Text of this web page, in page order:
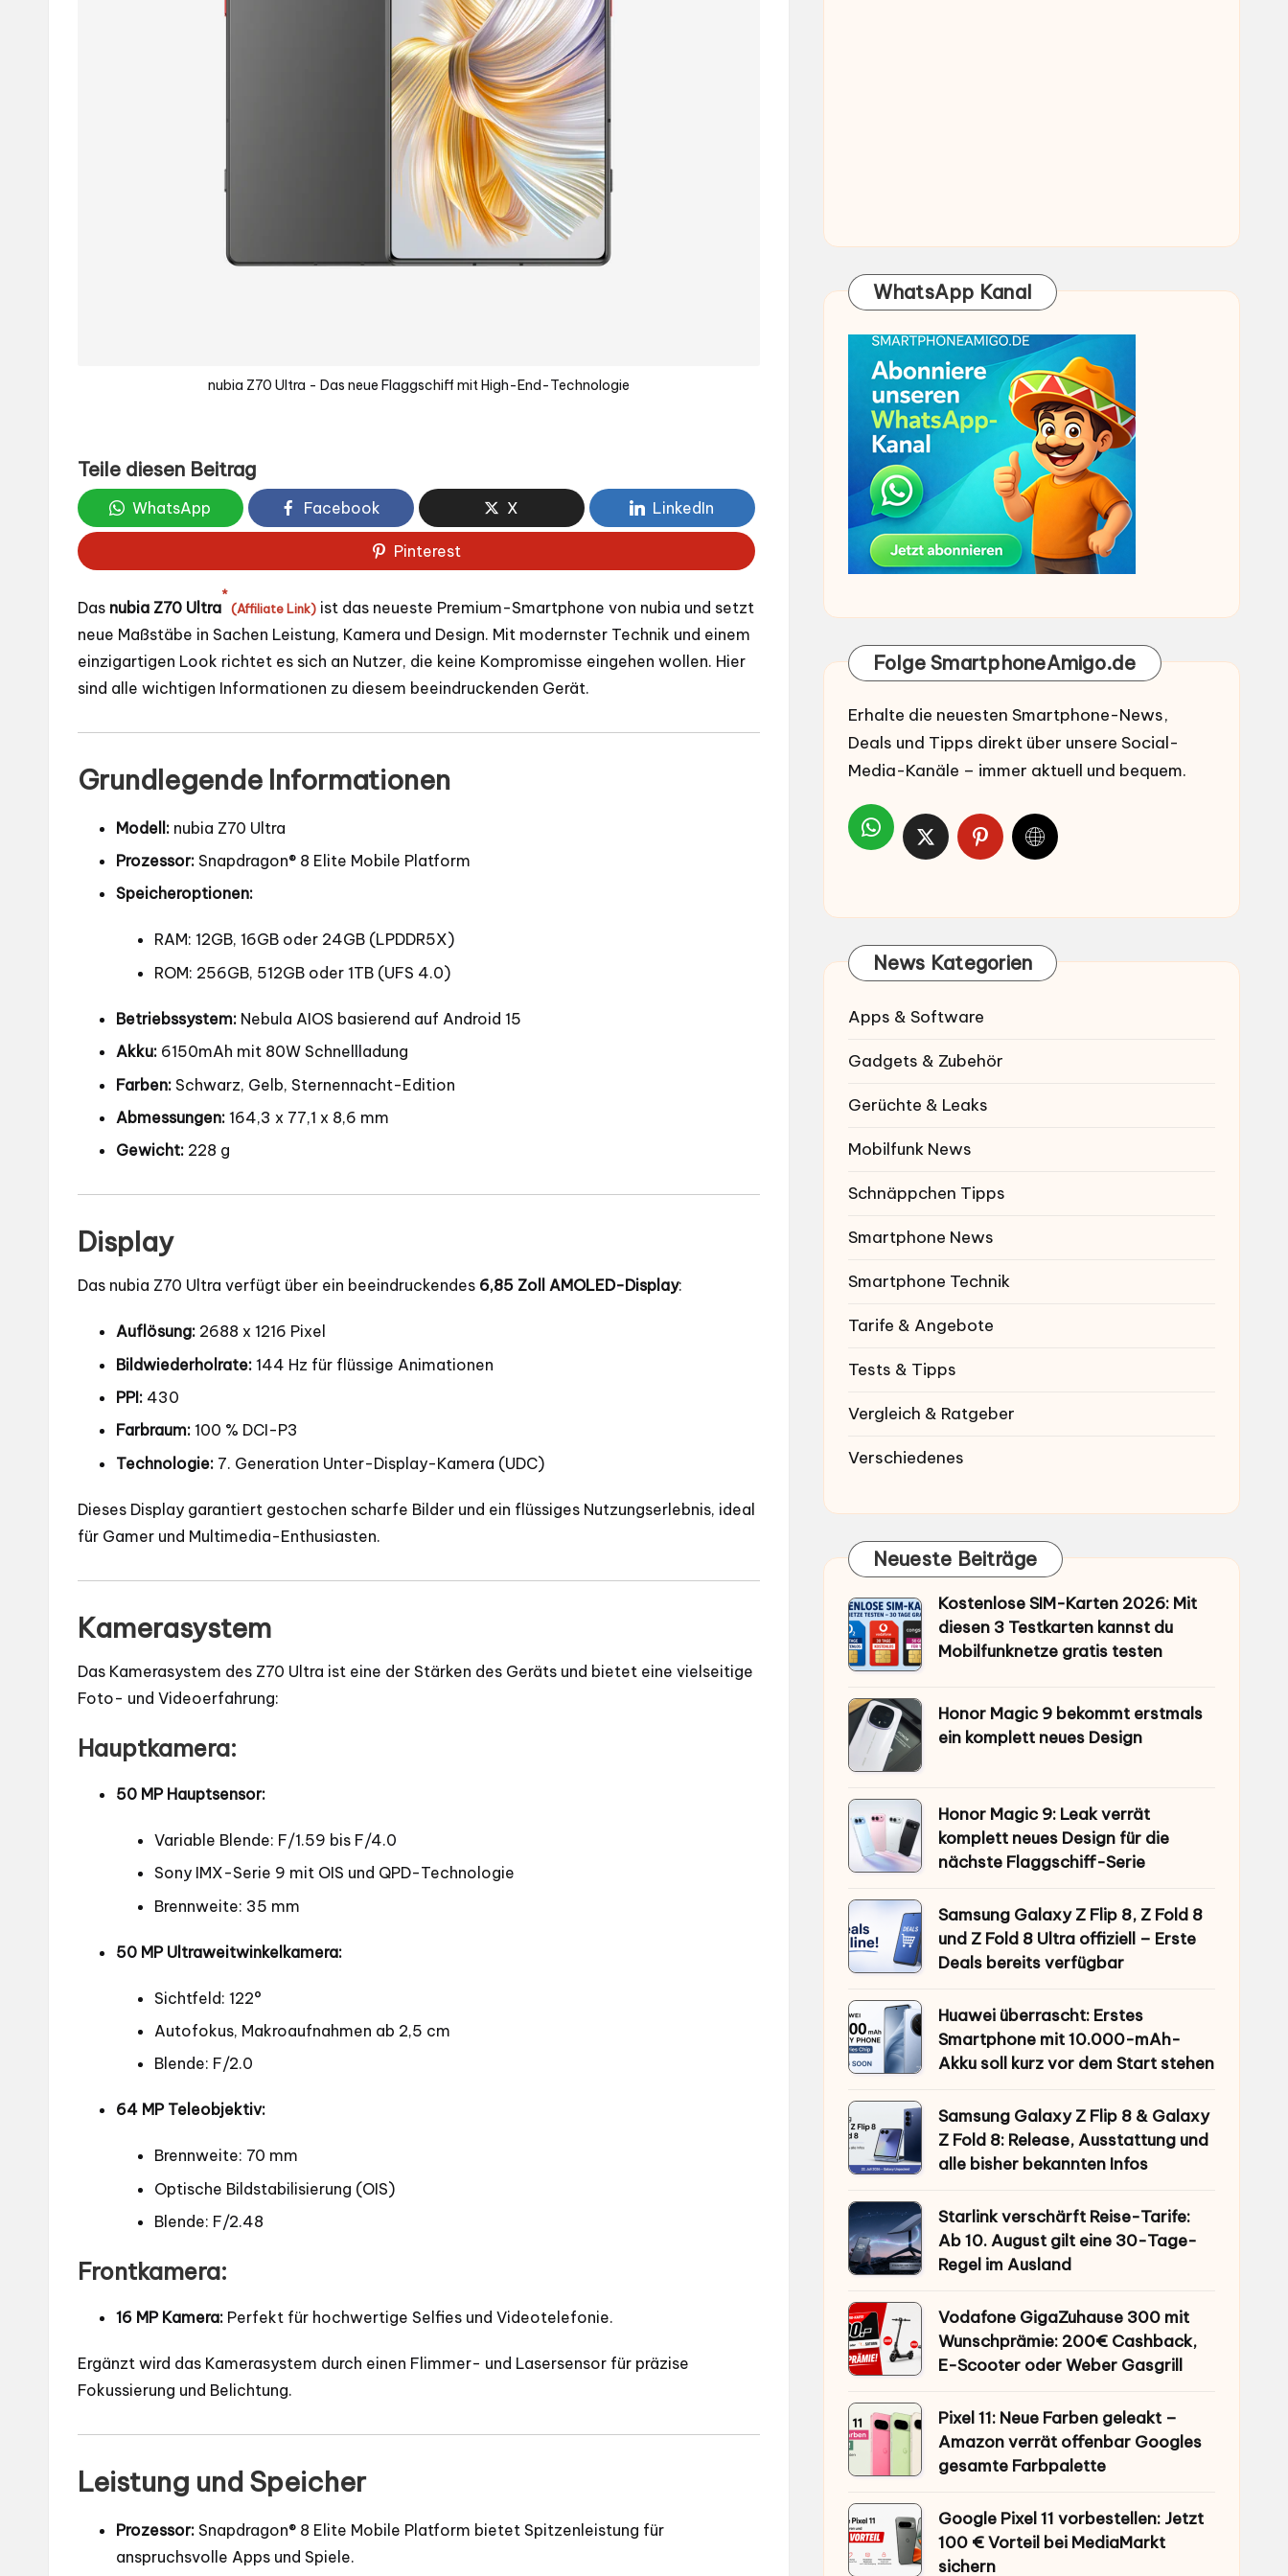
nubia Z70 Ultra - Das neue Flaggschiff mit High-End-Technologie
Teile diesen Beitrag
WhatsApp Facebook X LinkedIn
Pinterest
Das nubia Z70 Ultra
*
(Affiliate Link) ist das neueste Premium-Smartphone von nubia und setzt
neue Maßstäbe in Sachen Leistung, Kamera und Design. Mit modernster Technik und einem
einzigartigen Look richtet es sich an Nutzer, die keine Kompromisse eingehen wollen. Hier
sind alle wichtigen Informationen zu diesem beeindruckenden Gerät.
Grundlegende Informationen
Modell: nubia Z70 Ultra
Prozessor: Snapdragon® 8 Elite Mobile Platform
Speicheroptionen:
RAM: 12GB, 16GB oder 24GB (LPDDR5X)
ROM: 256GB, 512GB oder 1TB (UFS 4.0)
Betriebssystem: Nebula AIOS basierend auf Android 15
Akku: 6150mAh mit 80W Schnellladung
Farben: Schwarz, Gelb, Sternennacht-Edition
Abmessungen: 164,3 x 77,1 x 8,6 mm
Gewicht: 228 g
Display
Das nubia Z70 Ultra verfügt über ein beeindruckendes 6,85 Zoll AMOLED-Display:
Auflösung: 2688 x 1216 Pixel
Bildwiederholrate: 144 Hz für flüssige Animationen
PPI: 430
Farbraum: 100 % DCI-P3
Technologie: 7. Generation Unter-Display-Kamera (UDC)
Dieses Display garantiert gestochen scharfe Bilder und ein flüssiges Nutzungserlebnis, ideal
für Gamer und Multimedia-Enthusiasten.
Kamerasystem
Das Kamerasystem des Z70 Ultra ist eine der Stärken des Geräts und bietet eine vielseitige
Foto- und Videoerfahrung:
Hauptkamera:
50 MP Hauptsensor:
Variable Blende: F/1.59 bis F/4.0
Sony IMX-Serie 9 mit OIS und QPD-Technologie
Brennweite: 35 mm
50 MP Ultraweitwinkelkamera:
Sichtfeld: 122°
Autofokus, Makroaufnahmen ab 2,5 cm
Blende: F/2.0
64 MP Teleobjektiv:
Brennweite: 70 mm
Optische Bildstabilisierung (OIS)
Blende: F/2.48
Frontkamera:
16 MP Kamera: Perfekt für hochwertige Selfies und Videotelefonie.
Ergänzt wird das Kamerasystem durch einen Flimmer- und Lasersensor für präzise
Fokussierung und Belichtung.
Leistung und Speicher
Prozessor: Snapdragon® 8 Elite Mobile Platform bietet Spitzenleistung für
anspruchsvolle Apps und Spiele.
WhatsApp Kanal
Folge SmartphoneAmigo.de
Erhalte die neuesten Smartphone-News,
Deals und Tipps direkt über unsere Social-
Media-Kanäle – immer aktuell und bequem.
News Kategorien
Apps & Software
Gadgets & Zubehör
Gerüchte & Leaks
Mobilfunk News
Schnäppchen Tipps
Smartphone News
Smartphone Technik
Tarife & Angebote
Tests & Tipps
Vergleich & Ratgeber
Verschiedenes
Neueste Beiträge
Kostenlose SIM-Karten 2026: Mit
diesen 3 Testkarten kannst du
Mobilfunknetze gratis testen
Honor Magic 9 bekommt erstmals
ein komplett neues Design
Honor Magic 9: Leak verrät
komplett neues Design für die
nächste Flaggschiff-Serie
Samsung Galaxy Z Flip 8, Z Fold 8
und Z Fold 8 Ultra offiziell – Erste
Deals bereits verfügbar
Huawei überrascht: Erstes
Smartphone mit 10.000-mAh-
Akku soll kurz vor dem Start stehen
Samsung Galaxy Z Flip 8 & Galaxy
Z Fold 8: Release, Ausstattung und
alle bisher bekannten Infos
Starlink verschärft Reise-Tarife:
Ab 10. August gilt eine 30-Tage-
Regel im Ausland
Vodafone GigaZuhause 300 mit
Wunschprämie: 200€ Cashback,
E-Scooter oder Weber Gasgrill
Pixel 11: Neue Farben geleakt –
Amazon verrät offenbar Googles
gesamte Farbpalette
Google Pixel 11 vorbestellen: Jetzt
100 € Vorteil bei MediaMarkt
sichern